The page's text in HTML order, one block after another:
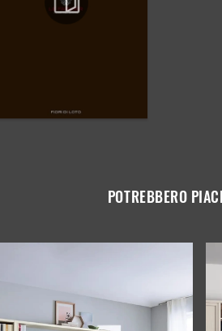
POTREBBERO